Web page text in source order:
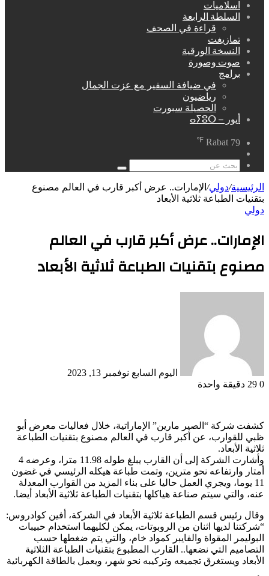
اسلاميات
السلطة الرابعة
قراءة في الصحف
تمازيغت
النسخة الورقية
صوت وصورة
برامج
في ضيافة السفير مع عزت الجمال
رياضيون
الحصيلة سبورت
أيور – ⴰⵢⵓⵔ
Rabat 79
℉
عشوائي
بحث
عن
الرئيسية/دولي/ الإمارات.. عرض أكبر قارب في العالم مصنوع
بتقنيات الطباعة ثلاثية الأبعاد
دولي
الإمارات.. عرض أكبر قارب في العالم
مصنوع بتقنيات الطباعة ثلاثية الأبعاد
اليوم السابع نوفمبر 13, 2023
0
دقيقة واحدة
كشفت شركة “الصير مارين” الإماراتية، خلال فعاليات معرض أبو
ظبي للقوارب، عن أكبر قارب في العالم مصنوع بتقنيات الطباعة
ثلاثية الأبعاد.
وأشارت الشركة إلى أن القارب يبلغ طوله 11.98 مترا، وعرضه 4
أمتار وارتفاعه نحو مترين، وتمت طباعة هيكله الرئيسي في غضون
11 يوما، ويجري العمل حاليا على بناء المزيد من القوارب المعدلة
عنه، والتي سيتم صناعة هياكلها بتقنيات الطباعة ثلاثية الأبعاد أيضا.
وقال رئيس قسم الطباعة ثلاثية الأبعاد في الشركة، أفين كوادروس:
“شركتنا لديها اثنان من الروبوتات، يمكن لكليهما استخدام حبيبات
البوليمر المقواة والفايبر كمواد خام، والتي يتم ضغطها حسب
التصاميم التي نضعها.. القارب المطبوع بتقنيات الطباعة الثلاثية
الأبعاد ويستغرق تجميعه وتركيبه نحو شهر، ويعمل بالطاقة الكهربائية